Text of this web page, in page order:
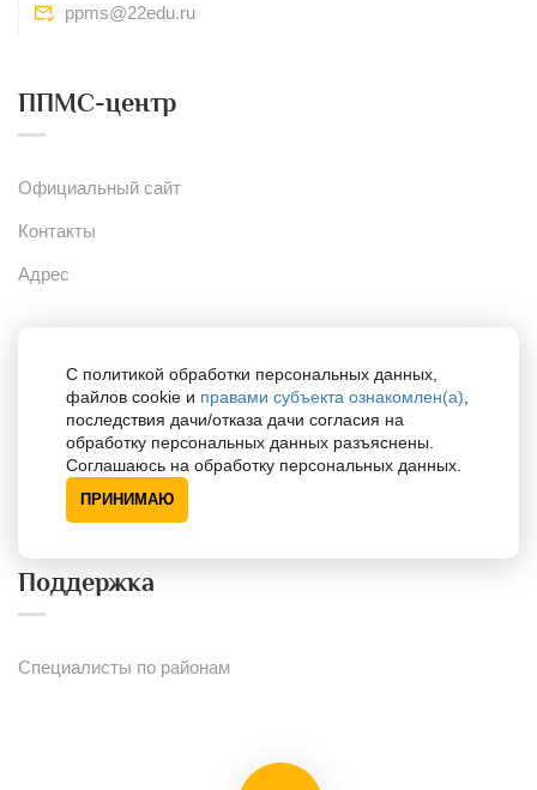
ppms@22edu.ru
ППМС-центр
Официальный сайт
Контакты
Адрес
Сайты
Портал для психологов
Портал для одарённых детей
Поддержка
Специалисты по районам
С политикой обработки персональных данных,
файлов cookie и правами субъекта ознакомлен(а),
последствия дачи/отказа дачи согласия на
обработку персональных данных разъяснены.
Соглашаюсь на обработку персональных данных.
ПРИНИМАЮ